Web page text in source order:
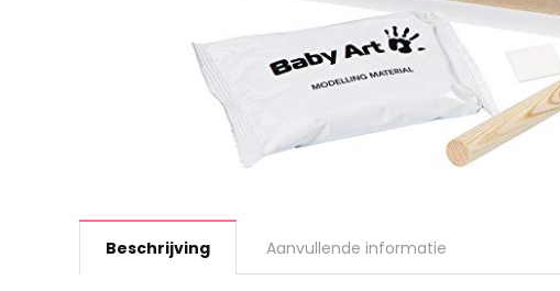
Beschrijving Aanvullende informatie